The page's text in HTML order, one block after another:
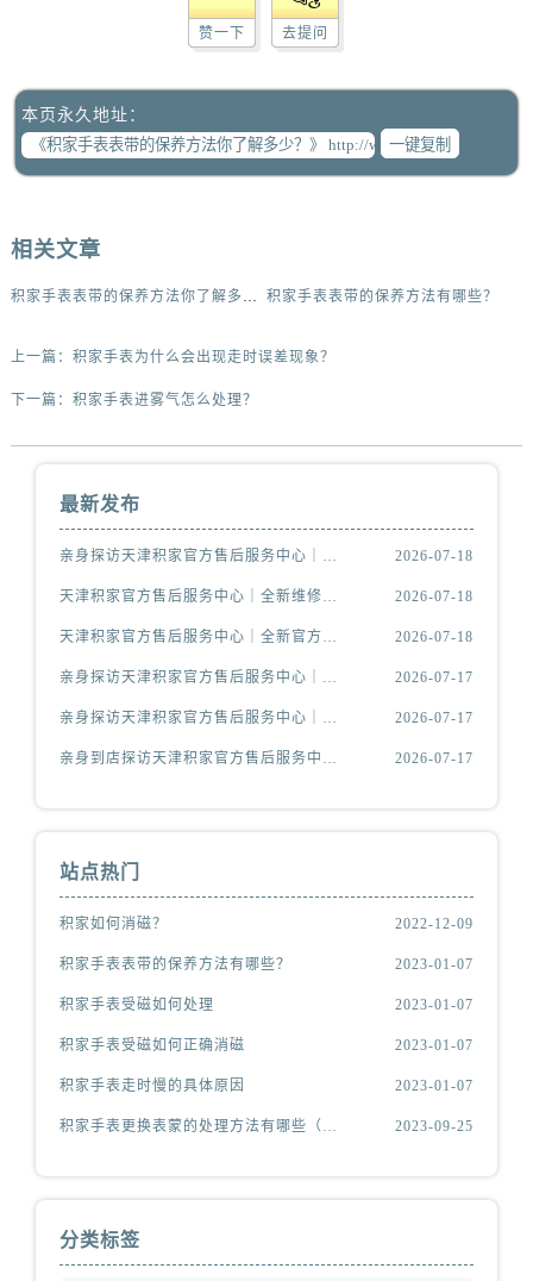
赞一下 去提问
本页永久地址：
一键复制
相关文章
积家手表表带的保养方法你了解多少？ 积家手表表带的保养方法有哪些？
上一篇： 积家手表为什么会出现走时误差现象？
下一篇： 积家手表进雾气怎么处理？
最新发布
亲身探访天津积家官方售后服务中心｜全新电话和维修地址（2026年7月最新） 2026-07-18
天津积家官方售后服务中心｜全新维修地址及服务热线权威信息公示（2026年7月最新） 2026-07-18
天津积家官方售后服务中心｜全新官方地址及客服热线权威信息公示（2026年7月最新） 2026-07-18
亲身探访天津积家官方售后服务中心｜维修地址及售后服务热线（2026年7月最新） 2026-07-17
亲身探访天津积家官方售后服务中心｜详细地址与24小时客服电话（2026年7月最新） 2026-07-17
亲身到店探访天津积家官方售后服务中心｜最新维修地址与客服电话（2026年7月最新） 2026-07-17
站点热门
积家如何消磁？ 2022-12-09
积家手表表带的保养方法有哪些？ 2023-01-07
积家手表受磁如何处理 2023-01-07
积家手表受磁如何正确消磁 2023-01-07
积家手表走时慢的具体原因 2023-01-07
积家手表更换表蒙的处理方法有哪些（积家更换表蒙处理方法是什么） 2023-09-25
分类标签